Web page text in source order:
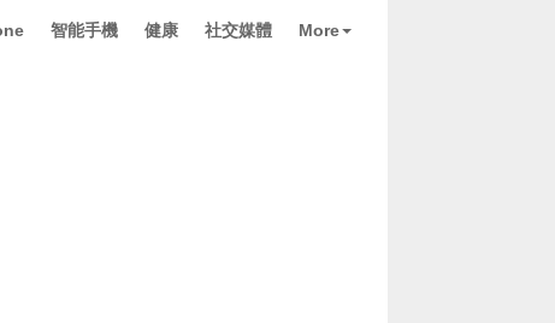
智能手機 健康 社交媒體 More